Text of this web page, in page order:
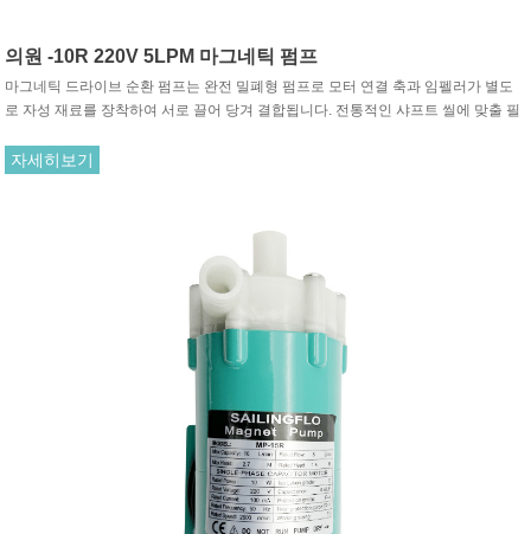
의원 -10R 220V 5LPM 마그네틱 펌프
마그네틱 드라이브 순환 펌프는 완전 밀폐형 펌프로 모터 연결 축과 임펠러가 별도
로 자성 재료를 장착하여 서로 끌어 당겨 결합됩니다. 전통적인 샤프트 씰에 맞출 필
임펠러를 구동합니다.
자세히보기